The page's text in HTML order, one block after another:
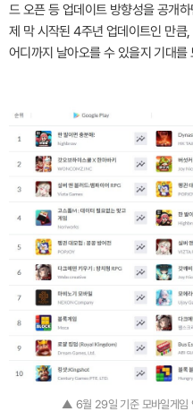
드 오픈 등 업데이트 방향성을 공개
제 막 시작된 4주년 업데이트인 만큼
어디까지 날아오를 수 있을지 기대를
▲ 6월 29일 기준 모바일게임